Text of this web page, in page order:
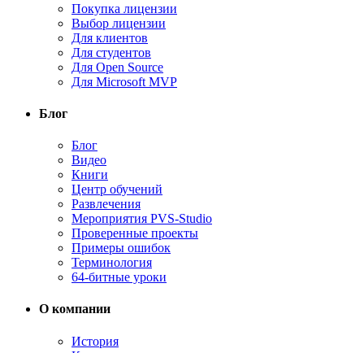
Покупка лицензии
Выбор лицензии
Для клиентов
Для студентов
Для Open Source
Для Microsoft MVP
Блог
Блог
Видео
Книги
Центр обучений
Развлечения
Мероприятия PVS-Studio
Проверенные проекты
Примеры ошибок
Терминология
64-битные уроки
О компании
История